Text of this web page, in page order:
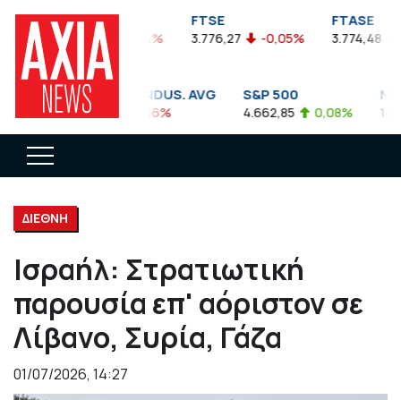
FTSEA
899,47 -0,04%
FTSE
3.776,27 -0,05%
FTASE
3.774,48
DOW JONES INDUS. AVG
35.911,81 -0,56%
S&P 500
4.662,85 0,08%
ΔΙΕΘΝΗ
Ισραήλ: Στρατιωτική
παρουσία επ' αόριστον σε
Λίβανο, Συρία, Γάζα
01/07/2026, 14:27